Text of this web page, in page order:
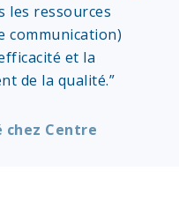
les ressources
communication)
et la
de la qualité.”
chez Centre